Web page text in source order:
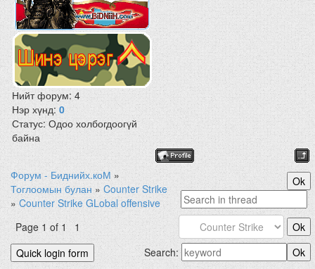
Нийт форум:4
Нэр хүнд:0
Статус:Одоо холбогдоогүй
байна
Форум - Биднийх.коМ »
Тоглоомын булан » Counter Strike
» Counter Strike GLobal offensive
Page1of1 1
Search: